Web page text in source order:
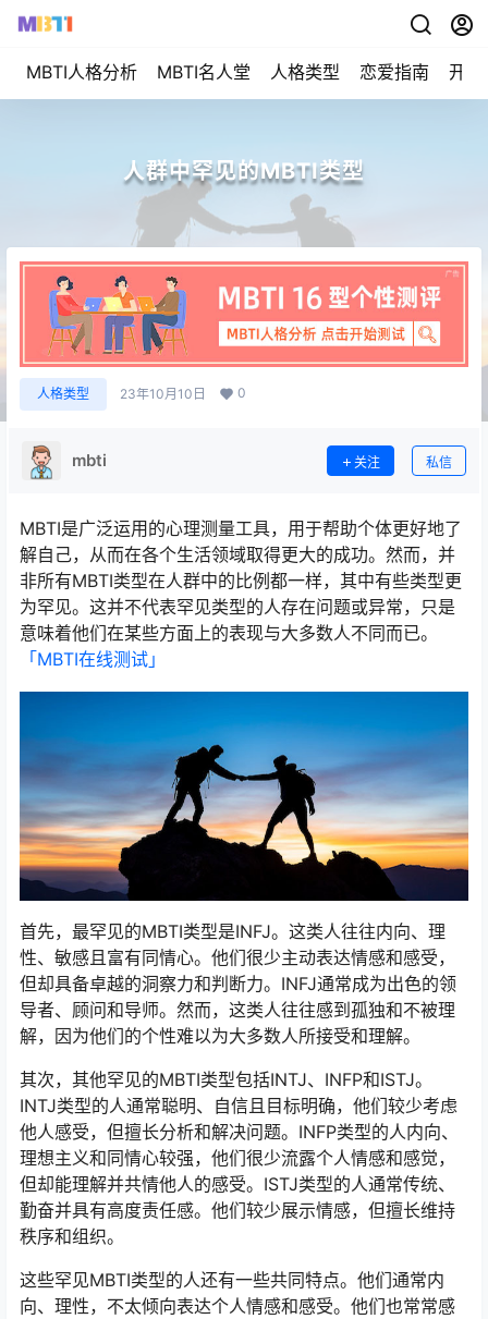
MBTI人格分析 MBTI名人堂 人格类型 恋爱指南 开始
人群中罕见的MBTI类型
人格类型 23年10月10日 0
mbti 关注 私信
MBTI是广泛运用的心理测量工具，用于帮助个体更好地了
解自己，从而在各个生活领域取得更大的成功。然而，并
非所有MBTI类型在人群中的比例都一样，其中有些类型更
为罕见。这并不代表罕见类型的人存在问题或异常，只是
意味着他们在某些方面上的表现与大多数人不同而已。
「MBTI在线测试​」
首先，最罕见的MBTI类型是INFJ。这类人往往内向、理
性、敏感且富有同情心。他们很少主动表达情感和感受，
但却具备卓越的洞察力和判断力。INFJ通常成为出色的领
导者、顾问和导师。然而，这类人往往感到孤独和不被理
解，因为他们的个性难以为大多数人所接受和理解。
其次，其他罕见的MBTI类型包括INTJ、INFP和ISTJ。
INTJ类型的人通常聪明、自信且目标明确，他们较少考虑
他人感受，但擅长分析和解决问题。INFP类型的人内向、
理想主义和同情心较强，他们很少流露个人情感和感觉，
但却能理解并共情他人的感受。ISTJ类型的人通常传统、
勤奋并具有高度责任感。他们较少展示情感，但擅长维持
秩序和组织。
这些罕见MBTI类型的人还有一些共同特点。他们通常内
向、理性，不太倾向表达个人情感和感受。他们也常常感